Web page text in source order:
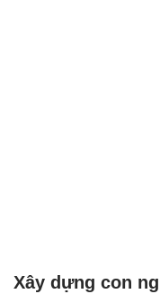
Xây dựng con